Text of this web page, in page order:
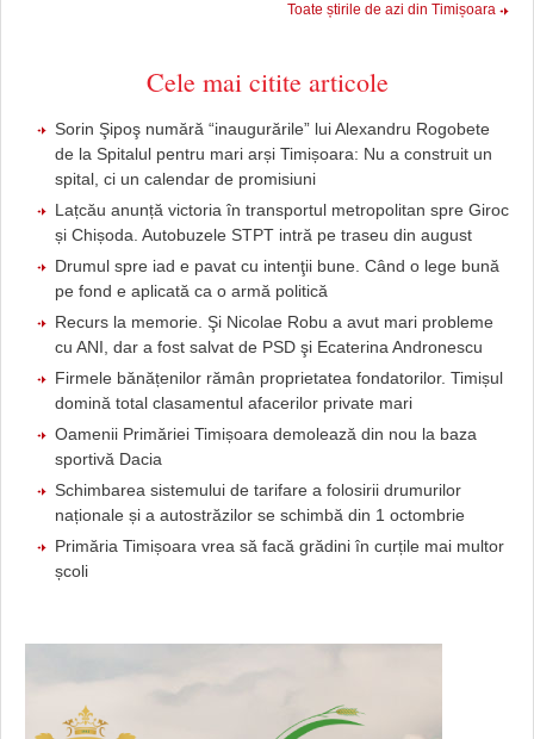
Toate știrile de azi din Timișoara
Cele mai citite articole
Sorin Şipoş numără “inaugurările” lui Alexandru Rogobete
de la Spitalul pentru mari arși Timișoara: Nu a construit un
spital, ci un calendar de promisiuni
Lațcău anunță victoria în transportul metropolitan spre Giroc
și Chișoda. Autobuzele STPT intră pe traseu din august
Drumul spre iad e pavat cu intenţii bune. Când o lege bună
pe fond e aplicată ca o armă politică
Recurs la memorie. Şi Nicolae Robu a avut mari probleme
cu ANI, dar a fost salvat de PSD şi Ecaterina Andronescu
Firmele bănățenilor rămân proprietatea fondatorilor. Timișul
domină total clasamentul afacerilor private mari
Oamenii Primăriei Timișoara demolează din nou la baza
sportivă Dacia
Schimbarea sistemului de tarifare a folosirii drumurilor
naționale și a autostrăzilor se schimbă din 1 octombrie
Primăria Timișoara vrea să facă grădini în curțile mai multor
școli